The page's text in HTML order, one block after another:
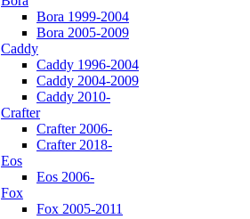
Bora 1999-2004
Bora 2005-2009
Caddy
Caddy 1996-2004
Caddy 2004-2009
Caddy 2010-
Crafter
Crafter 2006-
Crafter 2018-
Eos
Eos 2006-
Fox
Fox 2005-2011